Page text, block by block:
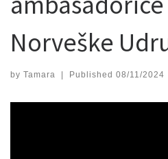
Norveške
by Tamara Published 08/11/2024